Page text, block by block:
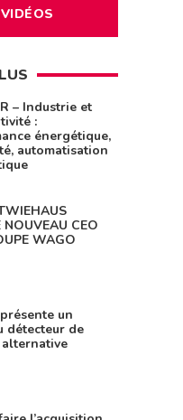
– Industrie et
:
énergétique,
automatisation
NOUVEAU CEO
WAGO
un
détecteur de